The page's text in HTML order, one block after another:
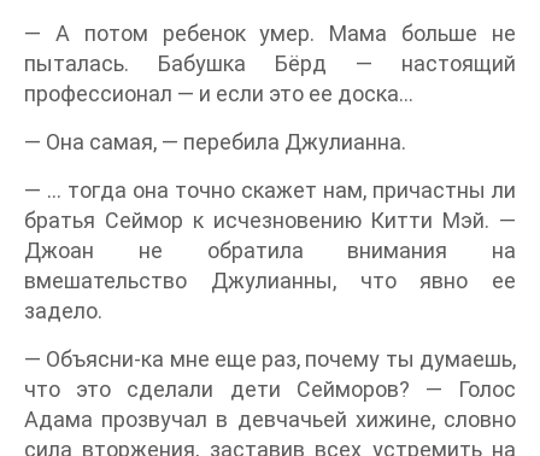
— А потом ребенок умер. Мама больше не
пыталась. Бабушка Бёрд — настоящий
профессионал — и если это ее доска…
— Она самая, — перебила Джулианна.
— … тогда она точно скажет нам, причастны ли
братья Сеймор к исчезновению Китти Мэй. —
Джоан не обратила внимания на
вмешательство Джулианны, что явно ее
задело.
— Объясни-ка мне еще раз, почему ты думаешь,
что это сделали дети Сейморов? — Голос
Адама прозвучал в девчачьей хижине, словно
сила вторжения, заставив всех устремить на